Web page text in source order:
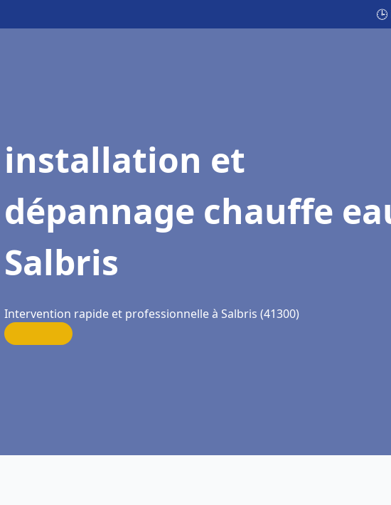
installation et
dépannage chauffe
Salbris
Intervention rapide et professionnelle à Salbris (41300)